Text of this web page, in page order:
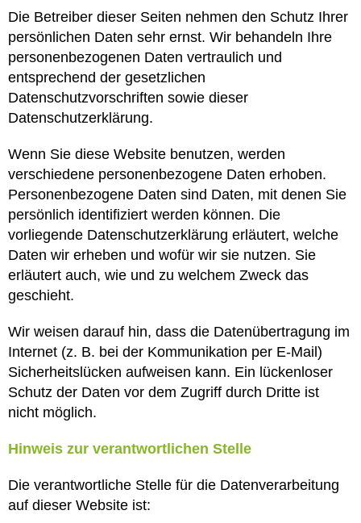
Die Betreiber dieser Seiten nehmen den Schutz Ihrer
persönlichen Daten sehr ernst. Wir behandeln Ihre
personenbezogenen Daten vertraulich und
entsprechend der gesetzlichen
Datenschutzvorschriften sowie dieser
Datenschutzerklärung.
Wenn Sie diese Website benutzen, werden
verschiedene personenbezogene Daten erhoben.
Personenbezogene Daten sind Daten, mit denen Sie
persönlich identifiziert werden können. Die
vorliegende Datenschutzerklärung erläutert, welche
Daten wir erheben und wofür wir sie nutzen. Sie
erläutert auch, wie und zu welchem Zweck das
geschieht.
Wir weisen darauf hin, dass die Datenübertragung im
Internet (z. B. bei der Kommunikation per E-Mail)
Sicherheitslücken aufweisen kann. Ein lückenloser
Schutz der Daten vor dem Zugriff durch Dritte ist
nicht möglich.
Hinweis zur verantwortlichen Stelle
Die verantwortliche Stelle für die Datenverarbeitung
auf dieser Website ist: